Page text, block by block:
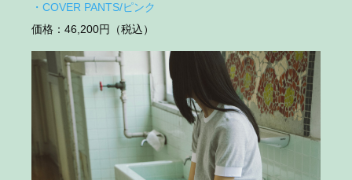
・COVER PANTS/ピンク
価格：46,200円（税込）